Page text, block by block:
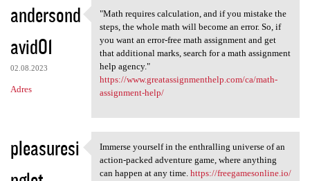
andersond
avid01
02.08.2023
Adres
"Math requires calculation,
"Math requires calculation, and if you mistake the
steps, the whole math will become an error. So, if
you want an error-free math assignment and get
that additional marks, search for a math assignment
help agency."
https://www.greatassignmenthelp.com/ca/math-
assignment-help/
pleasuresi
Immerse yourself in the
Immerse yourself in the enthralling universe of an
action-packed adventure game, where anything
can happen at any time. https://freegamesonline.io/